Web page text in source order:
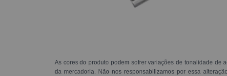
As cores do produto podem sofrer variações de tonalidade de
da mercadoria. Não nos responsabilizamos por essa